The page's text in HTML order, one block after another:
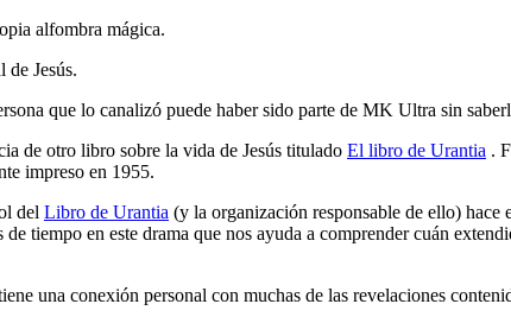
alfombra mágica.
Jesús.
que lo canalizó puede haber sido parte de MK Ultra sin
de otro libro sobre la vida de Jesús titulado El libro de Urantia .
impreso en 1955.
del Libro de Urantia (y la organización responsable de ello) hace
tiempo en este drama que nos ayuda a comprender cuán
una conexión personal con muchas de las revelaciones